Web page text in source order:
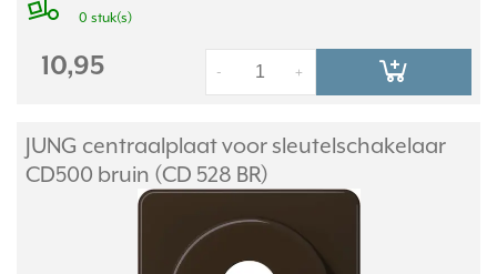
0 stuk(s)
10,95 +
-
JUNG centraalplaat voor sleutelschakelaar
CD500 bruin (CD 528 BR)